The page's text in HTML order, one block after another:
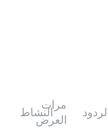
الردود
مرات
العرض
النشاط